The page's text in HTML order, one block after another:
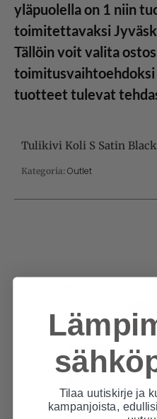
yläpuolella on 1 niin
toimitettavaksi
Tällöin voit valita
tuotteet tulevat
Ale!
Tulikivi Koli S Satin
Kategoria: Outlet
Tilaa uutiskirje ja
kampanjoista,